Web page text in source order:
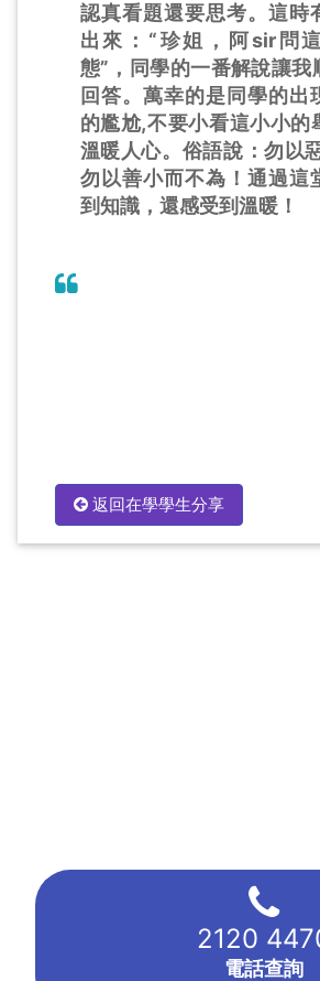
認真看題還要思考。這時
出來：“珍姐，阿sir問
態”，同學的一番解說讓我
回答。萬幸的是同學的出
的尷尬,不要小看這小小的
溫暖人心。俗語說：勿以
勿以善小而不為！通過這
到知識，還感受到溫暖！
返回在學學生分享
2120
電話查詢